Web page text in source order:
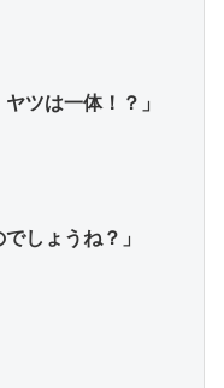
ツは一体！？」
しょうね？」